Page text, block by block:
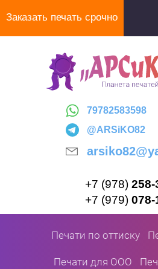
Заказать печать срочно
79782583598
@ARSiKO82
+7 (978) 258-
+7 (979) 078-
Печати по оттиску
Печати для ООО